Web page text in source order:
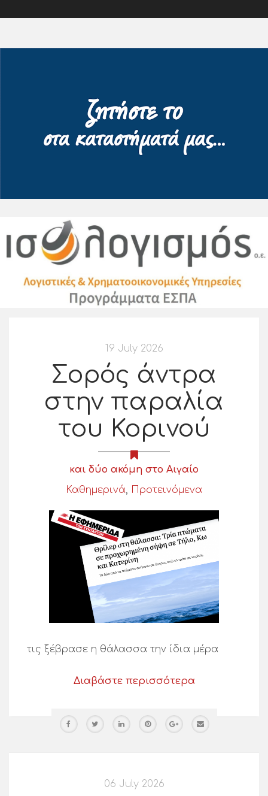
19 July 2026
Σορός άντρα
στην παραλία
του Κορινού
και δύο ακόμη στο Αιγαίο
Καθημερινά, Προτεινόμενα
τις ξέβρασε η θάλασσα την ίδια μέρα
Διαβάστε περισσότερα
06 July 2026